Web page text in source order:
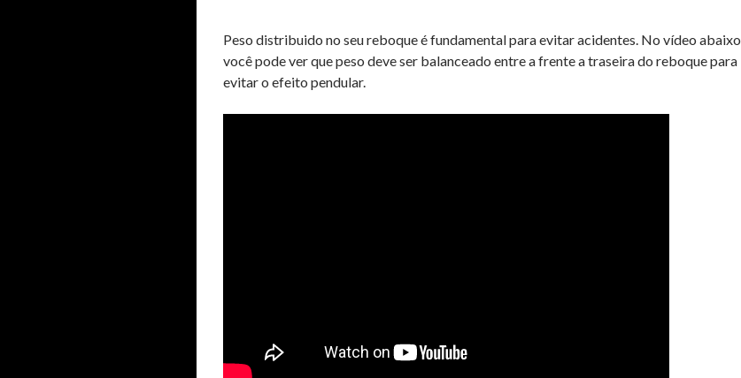
Peso distribuido no seu reboque é fundamental para evitar acidentes. No vídeo abaixo
você pode ver que peso deve ser balanceado entre a frente a traseira do reboque para
evitar o efeito pendular.